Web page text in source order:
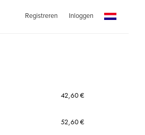
Registreren Inloggen
42,60 €
52,60 €